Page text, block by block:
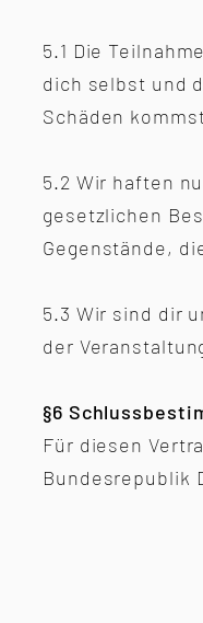
5.1 Die
dich selbst und
Schäden
5.2 Wir haften
gesetzlichen
Gegenstände,
5.3 Wir sind dir
der
§6
Für diesen
Bundesrepublik